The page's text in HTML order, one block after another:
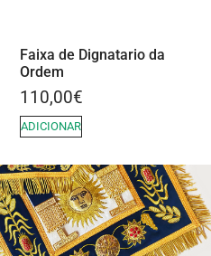
Faixa de Dignatario da
Ordem
110,00€
ADICIONAR